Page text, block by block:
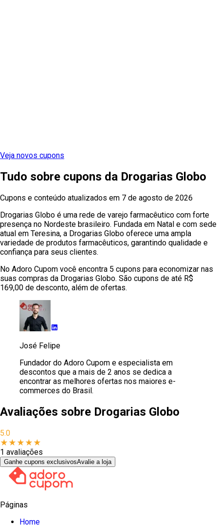
Veja novos cupons
Tudo sobre cupons da Drogarias Globo
Cupons e conteúdo atualizados em 7 de agosto de 2026
Drogarias Globo é uma rede de varejo farmacêutico com forte
presença no Nordeste brasileiro. Fundada em Natal e com sede
atual em Teresina, a Drogarias Globo oferece uma ampla
variedade de produtos farmacêuticos, garantindo qualidade e
confiança para seus clientes.
No Adoro Cupom você encontra 5 cupons para economizar nas
suas compras da Drogarias Globo. São cupons de até R$
169,00 de desconto, além de ofertas.
José Felipe
Fundador do Adoro Cupom e especialista em
descontos que a mais de 2 anos se dedica a
encontrar as melhores ofertas nos maiores e-
commerces do Brasil.
Avaliações sobre Drogarias Globo
5.0
★ ★ ★ ★ ★
1 avaliações
Ganhe cupons exclusivosAvalie a loja
Páginas
Home